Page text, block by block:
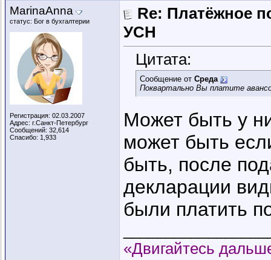
MarinaAnna
статус: Бог в бухгалтерии
Регистрация: 02.03.2007
Адрес: г.Санкт-Петербург
Сообщений: 32,614
Спасибо: 1,933
Re: Платёжное
УСН
Цитата:
Сообщение от Среда
Поквартально Вы платите
Может быть у
может быть
быть, после
декларации
были платить
«Двигайтесь